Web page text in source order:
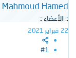
Mahmoud Hamed
:: الأعضاء ::
22 فبراير 2021
#1